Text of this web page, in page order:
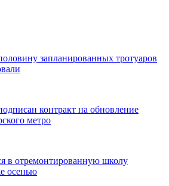
запланированных тротуаров
контракт на обновление
метро
в отремонтированную школу
осенью